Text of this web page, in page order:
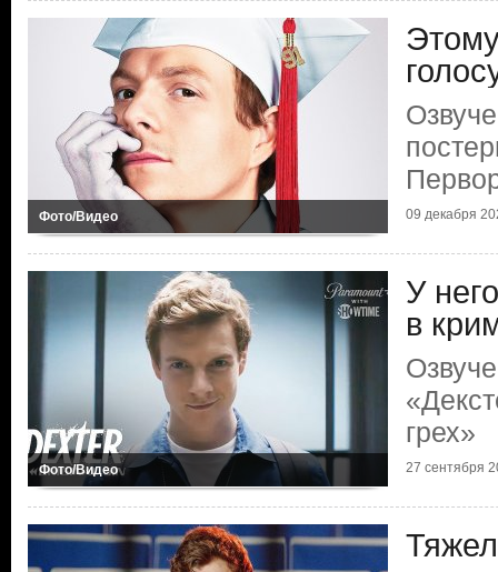
Фото/Видео 09 декабря
Фото/Видео
У
в
грех»
27 сентября